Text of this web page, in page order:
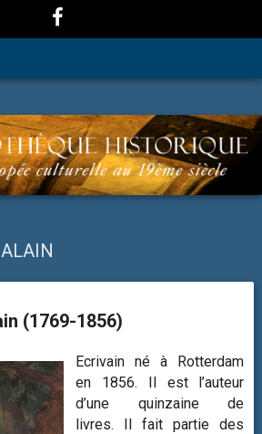
(1769-1856)
Ecrivain né à Rotterdam
en 1856. Il est l’auteur
d’une quinzaine de
livres. Il fait partie des